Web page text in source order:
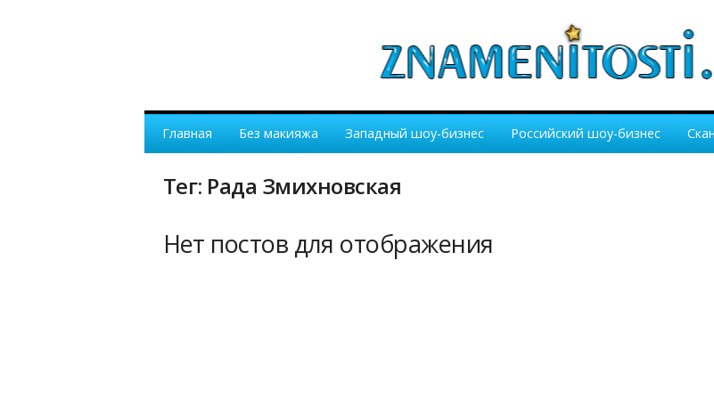
Главная Без макияжа Западный шоу-бизнес Российский шоу-бизнес
Тег: Рада Змихновская
Нет постов для отображения